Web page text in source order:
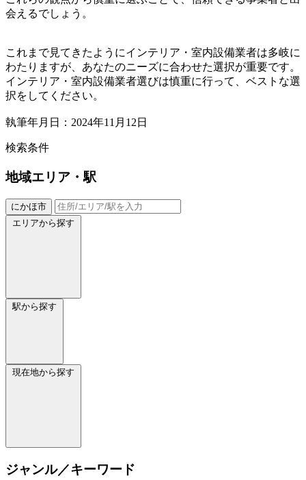
会えるでしょう。
これまで見てきたようにインテリア・室内設備業者は多岐に
わたりますが、あなたのニーズに合わせた選択が重要です。
インテリア・室内設備業者選びは慎重に行って、ベストな選
択をしてください。
執筆年月日：2024年11月12日
検索条件
地域エリア・駅
にかほ市
エリアから探す
駅から探す
現在地から探す
ジャンル／キーワード